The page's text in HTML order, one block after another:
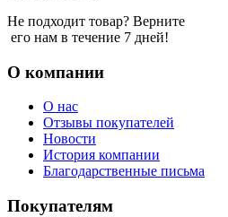
Не подходит товар? Верните
его нам в течение 7 дней!
О компании
О нас
Отзывы покупателей
Новости
История компании
Благодарственные письма
Покупателям